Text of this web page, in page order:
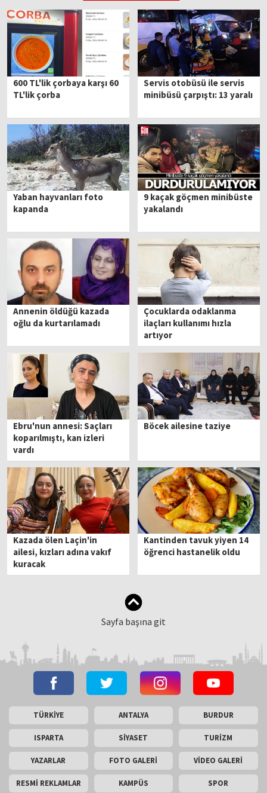
600 TL'lik çorbaya karşı 60
TL'lik çorba
Servis otobüsü ile servis
minibüsü çarpıştı: 13 yaralı
Yaban hayvanları foto
kapanda
9 kaçak göçmen minibüste
yakalandı
Annenin öldüğü kazada
oğlu da kurtarılamadı
Çocuklarda odaklanma
ilaçları kullanımı hızla
artıyor
Ebru'nun annesi: Saçları
koparılmıştı, kan izleri
vardı
Böcek ailesine taziye
Kazada ölen Laçin'in
ailesi, kızları adına vakıf
kuracak
Kantinden tavuk yiyen 14
öğrenci hastanelik oldu
Sayfa başına git
TÜRKİYE ANTALYA BURDUR
ISPARTA SİYASET TURİZM
YAZARLAR FOTO GALERİ VİDEO GALERİ
RESMİ REKLAMLAR KAMPÜS SPOR